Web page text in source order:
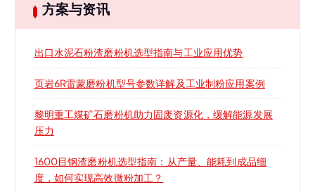
方案与资讯
出口水泥石粉渣磨粉机选型指南与工业应用优势
页岩6R雷蒙磨粉机型号参数详解及工业制粉应用案例
黎明重工煤矿石磨粉机助力固废资源化，缓解能源发展
压力
1600目钢渣磨粉机选型指南：从产量、能耗到成品细
度，如何实现高效微粉加工？